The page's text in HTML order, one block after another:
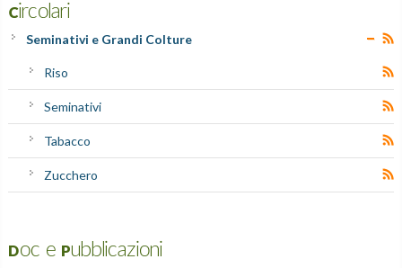
Circolari
Seminativi e Grandi Colture
Riso
Seminativi
Tabacco
Zucchero
Doc e Pubblicazioni